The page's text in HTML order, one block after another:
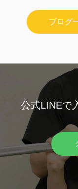
ブログ
公式LINEで